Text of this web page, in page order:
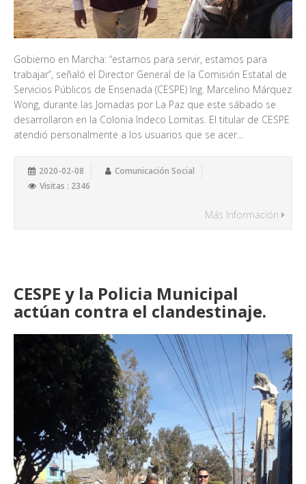
Gobierno en Marcha: “estamos para servir, estamos para
trabajar”, señaló el Director General de la Comisión Estatal de
Servicios Públicos de Ensenada (CESPE) Ing. Marcelino Márquez
Wong, durante las Jornadas por La Paz que este sábado se
desarrollaron en la Colonia Indeco Lomitas. El titular de CESPE
atendió personalmente a los usuarios que se acer...
2020-02-08
Comunicación Social
Visitas : 2346
Más Información
CESPE y la Policia Municipal
actúan contra el clandestinaje.